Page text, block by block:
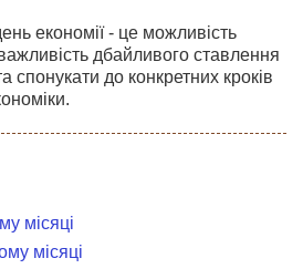
економії - це можливість
дбайливого ставлення
спонукати до конкретних кроків
місяці
місяці